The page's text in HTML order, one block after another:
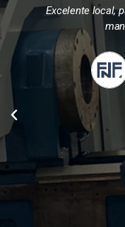
Muito boa pessoal